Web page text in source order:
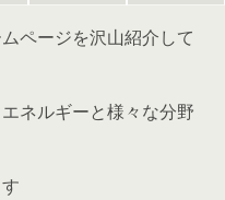
ページを沢山紹介して
ネルギーと様々な分野